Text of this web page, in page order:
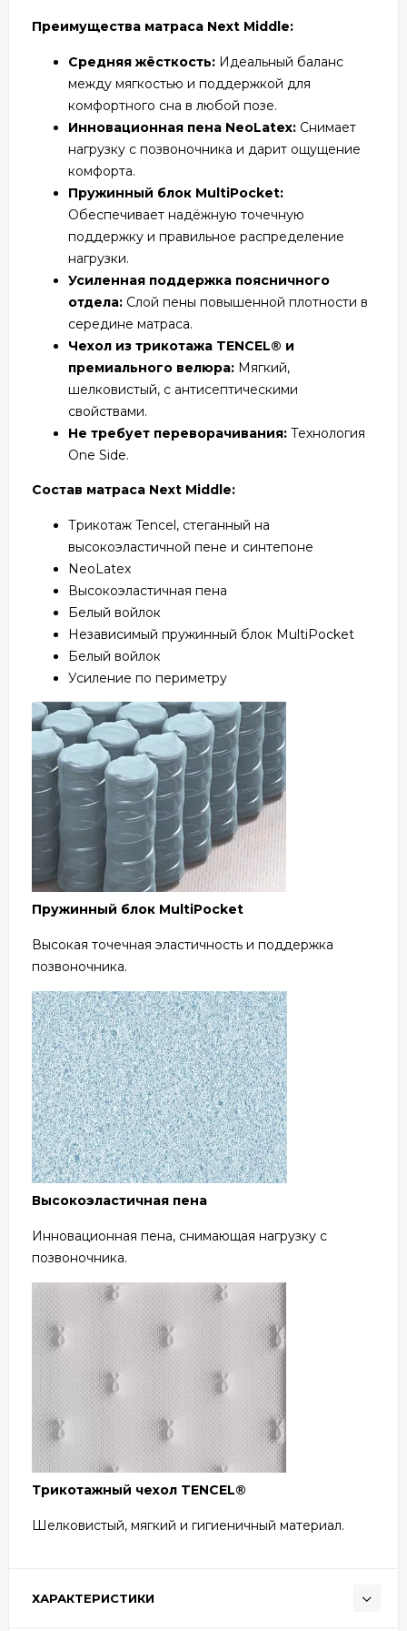
Преимущества матраса Next Middle:
Средняя жёсткость: Идеальный баланс
между мягкостью и поддержкой для
комфортного сна в любой позе.
Инновационная пена NeoLatex: Снимает
нагрузку с позвоночника и дарит ощущение
комфорта.
Пружинный блок MultiPocket:
Обеспечивает надёжную точечную
поддержку и правильное распределение
нагрузки.
Усиленная поддержка поясничного
отдела: Слой пены повышенной плотности в
середине матраса.
Чехол из трикотажа TENCEL® и
премиального велюра: Мягкий,
шелковистый, с антисептическими
свойствами.
Не требует переворачивания: Технология
One Side.
Состав матраса Next Middle:
Трикотаж Tencel, стеганный на
высокоэластичной пене и синтепоне
NeoLatex
Высокоэластичная пена
Белый войлок
Независимый пружинный блок MultiPocket
Белый войлок
Усиление по периметру
Пружинный блок MultiPocket
Высокая точечная эластичность и поддержка
позвоночника.
Высокоэластичная пена
Инновационная пена, снимающая нагрузку с
позвоночника.
Трикотажный чехол TENCEL®
Шелковистый, мягкий и гигиеничный материал.
ХАРАКТЕРИСТИКИ